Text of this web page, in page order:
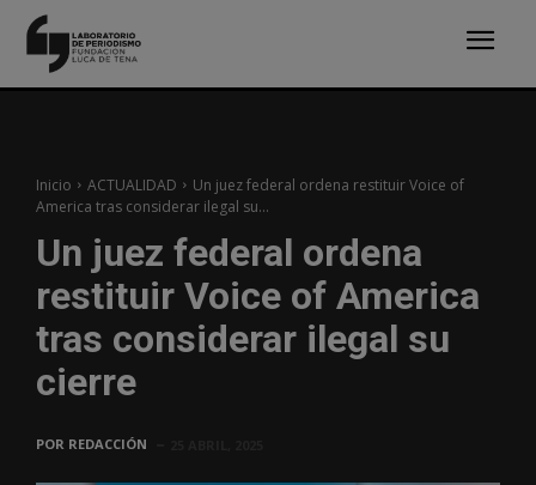
Inicio ACTUALIDAD
Un juez federal ordena restituir Voice of
America tras considerar ilegal su...
Un juez federal ordena
restituir Voice of America
tras considerar ilegal su
cierre
POR REDACCIÓN